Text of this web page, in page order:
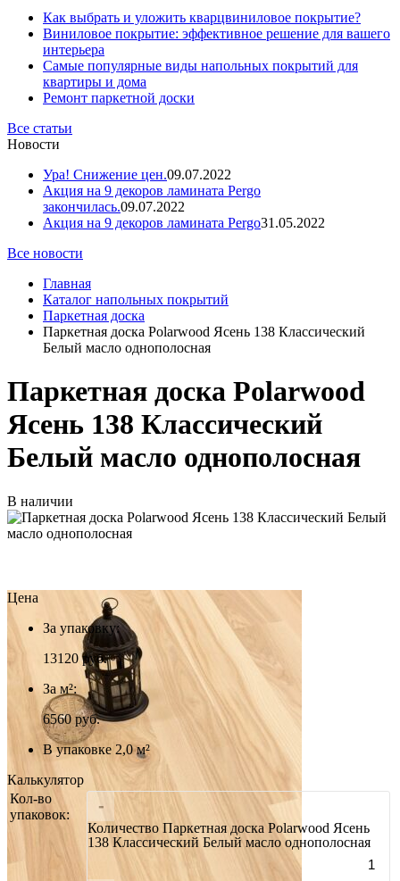
Как выбрать и уложить кварцвиниловое покрытие?
Виниловое покрытие: эффективное решение для вашего
интерьера
Самые популярные виды напольных покрытий для
квартиры и дома
Ремонт паркетной доски
Все статьи
Новости
Ура! Снижение цен.09.07.2022
Акция на 9 декоров ламината Pergo
закончилась.09.07.2022
Акция на 9 декоров ламината Pergo31.05.2022
Все новости
Главная
Каталог напольных покрытий
Паркетная доска
Паркетная доска Polarwood Ясень 138 Классический
Белый масло однополосная
Паркетная доска Polarwood
Ясень 138 Классический
Белый масло однополосная
В наличии
Цена
За упаковку:
13120руб.
За м²:
6560 руб.
В упаковке 2,0 м²
Калькулятор
Кол-во
упаковок:
-
Количество Паркетная доска Polarwood Ясень
138 Классический Белый масло однополосная